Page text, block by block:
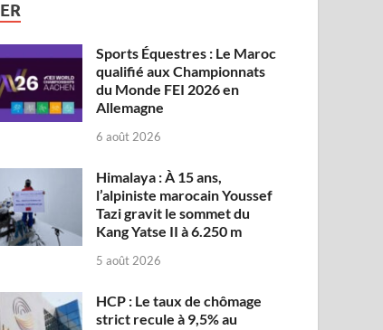
Sports Équestres : Le Maroc
qualifié aux Championnats
du Monde FEI 2026 en
Allemagne
6 août 2026
Himalaya : À 15 ans,
l’alpiniste marocain Youssef
Tazi gravit le sommet du
Kang Yatse II à 6.250 m
5 août 2026
HCP : Le taux de chômage
strict recule à 9,5% au